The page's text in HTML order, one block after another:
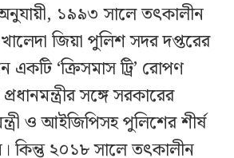
অনুযায়ী, ১৯৯৩ সালে তৎকালীন
খালেদা জিয়া পুলিশ সদর দপ্তরের
‘ক্রিসমাস ট্রি’ রোপণ
সঙ্গে সরকারের
ও আইজিপিসহ পুলিশের শীর্ষ
কিন্তু ২০১৮ সালে তৎকালীন